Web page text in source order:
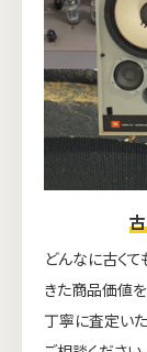
どんなに古く
きた商品価値
丁寧に査定い